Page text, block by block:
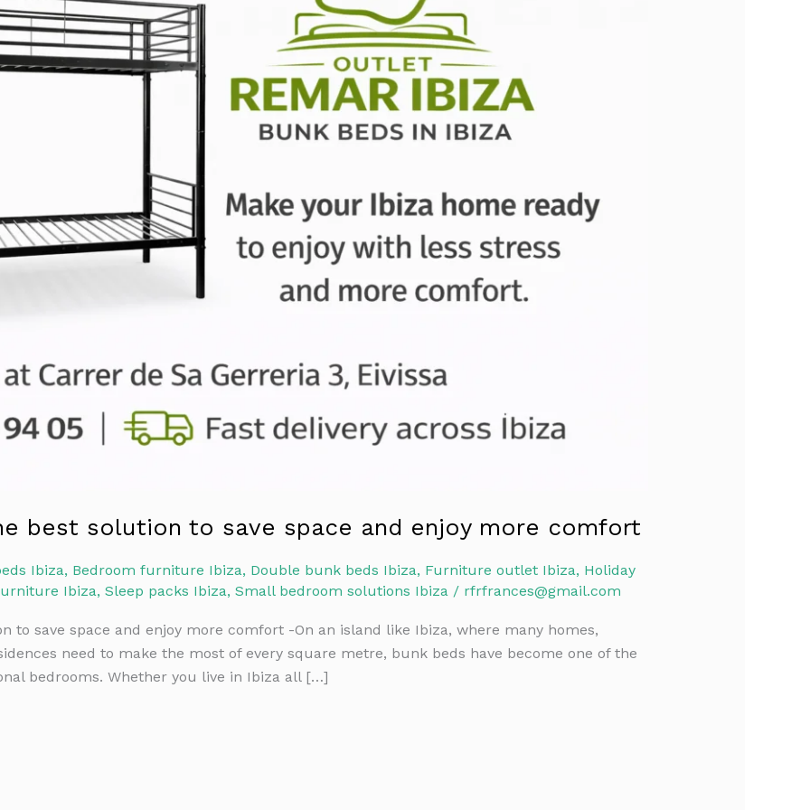
best solution to save space and enjoy more comfort
Ibiza, Bedroom furniture Ibiza, Double bunk beds Ibiza, Furniture outlet Ibiza, Holiday
Ibiza, Sleep packs Ibiza, Small bedroom solutions Ibiza / rfrfrances@gmail.com
to save space and enjoy more comfort -On an island like Ibiza, where many homes,
need to make the most of every square metre, bunk beds have become one of the
bedrooms. Whether you live in Ibiza all […]